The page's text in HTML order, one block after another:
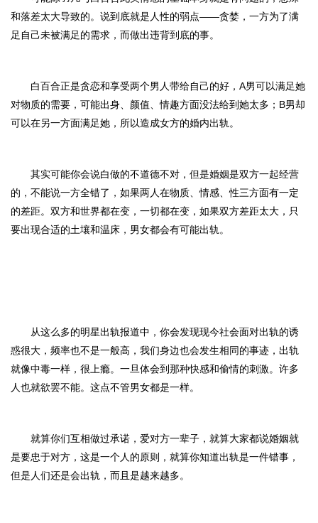
和落差太大导致的。说到底就是人性的弱点——贪婪，一方为了满
足自己未被满足的需求，而做出违背到底的事。
白百合正是贪恋和享受两个男人带给自己的好， A男可以满足她
对物质的需要，可能出身、颜值、情趣方面没法给到她太多；B男却
可以在另一方面满足她，所以造成女方的婚内出轨。
其实可能你会说白做的不道德不对， 但是婚姻是双方一起经营
的，不能说一方全错了，如果两人在物质、情感、性三方面有一定
的差距。双方和世界都在变，一切都在变，如果双方差距太大，只
要出现合适的土壤和温床，男女都会有可能出轨 。
从这么多的明星出轨报道中，你会发现现今社会面对出轨的诱
惑很大，频率也不是一般高，我们身边也会发生相同的事迹， 出轨
就像中毒一样，很上瘾。一旦体会到那种快感和偷情的刺激。许多
人也就欲罢不能。这点不管男女都是一样。
就算你们互相做过承诺，爱对方一辈子，就算大家都说婚姻就
是要忠于对方，这是一个人的原则，就算你知道出轨是一件错事，
但是人们还是会出轨，而且是越来越多。